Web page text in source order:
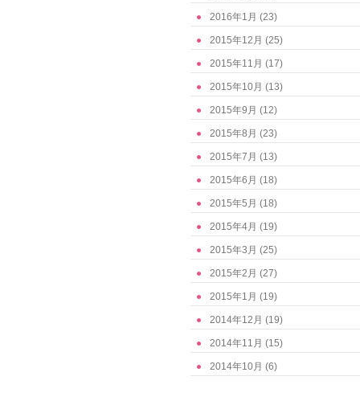
2016年1月 (23)
2015年12月 (25)
2015年11月 (17)
2015年10月 (13)
2015年9月 (12)
2015年8月 (23)
2015年7月 (13)
2015年6月 (18)
2015年5月 (18)
2015年4月 (19)
2015年3月 (25)
2015年2月 (27)
2015年1月 (19)
2014年12月 (19)
2014年11月 (15)
2014年10月 (6)